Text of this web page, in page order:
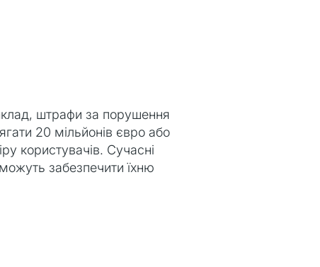
штрафи за порушення
20 мільйонів євро або
користувачів. Сучасні
забезпечити їхню